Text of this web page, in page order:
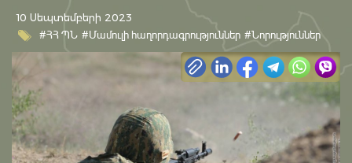
10 Սեպտեմբերի 2023
#ՀՀ ՊՆ #Մամուլի հաղորդագրություններ #Նորություններ